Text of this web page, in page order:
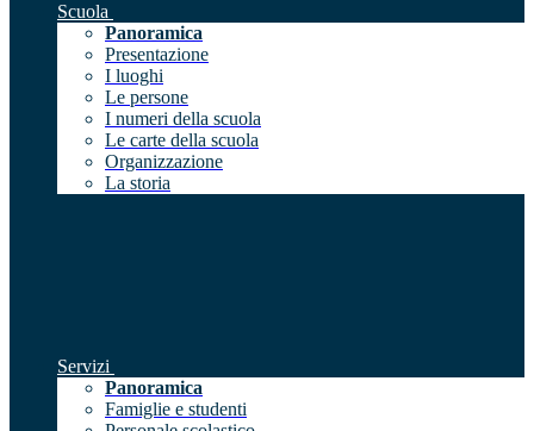
Scuola
Panoramica
Presentazione
I luoghi
Le persone
I numeri della scuola
Le carte della scuola
Organizzazione
La storia
Servizi
Panoramica
Famiglie e studenti